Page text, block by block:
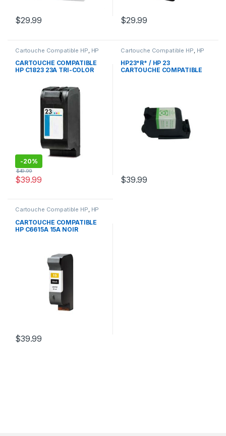
$29.99 $29.99
Cartouche Compatible HP, HP
CARTOUCHE COMPATIBLE
HP C1823 23A TRI-COLOR
-20%
$39.99
$49.99
Cartouche Compatible HP, HP
HP23*R* / HP 23
CARTOUCHE COMPATIBLE
$39.99
Cartouche Compatible HP, HP
CARTOUCHE COMPATIBLE
HP C6615A 15A NOIR
$39.99